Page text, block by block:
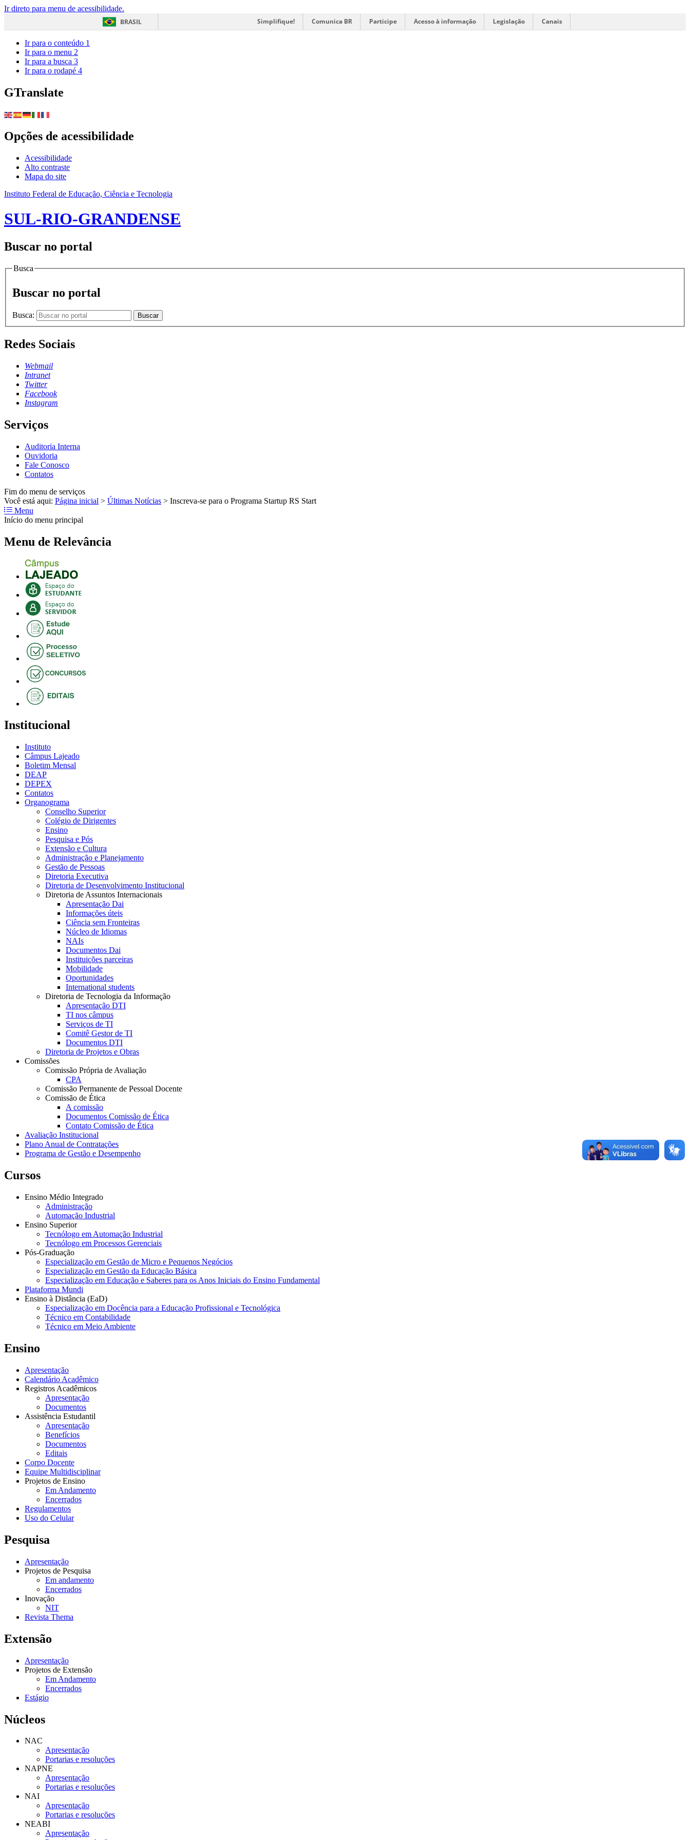
Ir direto para menu de acessibilidade.
BRASIL
Simplifique! Comunica BR Participe Acesso à informação Legislação Canais
Ir para o conteúdo 1
Ir para o menu 2
Ir para a busca 3
Ir para o rodapé 4
GTranslate
Opções de acessibilidade
Acessibilidade
Alto contraste
Mapa do site
Instituto Federal de Educação, Ciência e Tecnologia
SUL-RIO-GRANDENSE
Buscar no portal
Busca
Buscar no portal
Busca: Buscar
Redes Sociais
Webmail
Intranet
Twitter
Facebook
Instagram
Serviços
Auditoria Interna
Ouvidoria
Fale Conosco
Contatos
Fim do menu de serviços
Você está aqui: Página inicial > Últimas Notícias > Inscreva-se para o Programa Startup RS Start
Menu
Início do menu principal
Menu de Relevância
Institucional
Instituto
Câmpus Lajeado
Boletim Mensal
DEAP
DEPEX
Contatos
Organograma
Conselho Superior
Colégio de Dirigentes
Ensino
Pesquisa e Pós
Extensão e Cultura
Administração e Planejamento
Gestão de Pessoas
Diretoria Executiva
Diretoria de Desenvolvimento Institucional
Diretoria de Assuntos Internacionais
Apresentação Dai
Informações úteis
Ciência sem Fronteiras
Núcleo de Idiomas
NAIs
Documentos Dai
Instituições parceiras
Mobilidade
Oportunidades
International students
Diretoria de Tecnologia da Informação
Apresentação DTI
TI nos câmpus
Serviços de TI
Comitê Gestor de TI
Documentos DTI
Diretoria de Projetos e Obras
Comissões
Comissão Própria de Avaliação
CPA
Comissão Permanente de Pessoal Docente
Comissão de Ética
A comissão
Documentos Comissão de Ética
Contato Comissão de Ética
Avaliação Institucional
Plano Anual de Contratações
Programa de Gestão e Desempenho
Cursos
Ensino Médio Integrado
Administração
Automação Industrial
Ensino Superior
Tecnólogo em Automação Industrial
Tecnólogo em Processos Gerenciais
Pós-Graduação
Especialização em Gestão de Micro e Pequenos Negócios
Especialização em Gestão da Educação Básica
Especialização em Educação e Saberes para os Anos Iniciais do Ensino Fundamental
Plataforma Mundi
Ensino à Distância (EaD)
Especialização em Docência para a Educação Profissional e Tecnológica
Técnico em Contabilidade
Técnico em Meio Ambiente
Ensino
Apresentação
Calendário Acadêmico
Registros Acadêmicos
Apresentação
Documentos
Assistência Estudantil
Apresentação
Benefícios
Documentos
Editais
Corpo Docente
Equipe Multidisciplinar
Projetos de Ensino
Em Andamento
Encerrados
Regulamentos
Uso do Celular
Pesquisa
Apresentação
Projetos de Pesquisa
Em andamento
Encerrados
Inovação
NIT
Revista Thema
Extensão
Apresentação
Projetos de Extensão
Em Andamento
Encerrados
Estágio
Núcleos
NAC
Apresentação
Portarias e resoluções
NAPNE
Apresentação
Portarias e resoluções
NAI
Apresentação
Portarias e resoluções
NEABI
Apresentação